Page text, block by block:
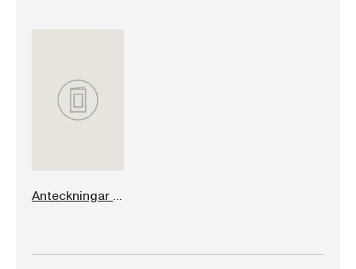
Anteckningar från en liten ö